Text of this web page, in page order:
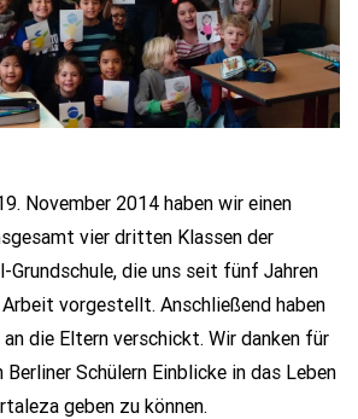
November 2014 haben wir einen
vier dritten Klassen der
Grundschule, die uns seit fünf Jahren
vorgestellt. Anschließend haben
die Eltern verschickt. Wir danken für
Berliner Schülern Einblicke in das Leben
geben zu können.